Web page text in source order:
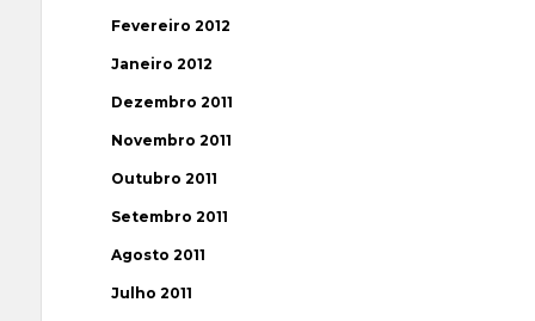
Fevereiro 2012
Janeiro 2012
Dezembro 2011
Novembro 2011
Outubro 2011
Setembro 2011
Agosto 2011
Julho 2011